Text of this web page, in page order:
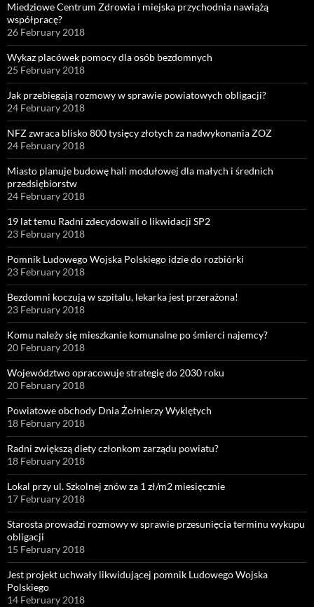
Miedziowe Centrum Zdrowia i miejska przychodnia nawiążą
współpracę?
26 February 2018
Wykaz placówek pomocy dla osób bezdomnych
25 February 2018
Jak przebiegają rozmowy w sprawie powiatowych obligacji?
24 February 2018
NFZ zwraca blisko 800 tysięcy złotych za nadwykonania ZOZ
24 February 2018
Miasto planuje budowę hali modułowej dla małych i średnich
przedsiębiorstw
24 February 2018
19 lat temu Radni zdecydowali o likwidacji SP2
23 February 2018
Pomnik Ludowego Wojska Polskiego idzie do rozbiórki
23 February 2018
Bezdomni koczują w szpitalu, lekarka jest przerażona!
23 February 2018
Komu należy się mieszkanie komunalne po śmierci najemcy?
20 February 2018
Województwo opracowuje strategię do 2030 roku
20 February 2018
Powiatowe obchody Dnia Żołnierzy Wyklętych
18 February 2018
Radni zwiększą diety członkom zarządu powiatu?
18 February 2018
Lokal przy ul. Szkolnej znów za 1 zł/m2 miesięcznie
17 February 2018
Starosta prowadzi rozmowy w sprawie przesunięcia terminu wykupu
obligacji
15 February 2018
Jest projekt uchwały likwidującej pomnik Ludowego Wojska
Polskiego
14 February 2018